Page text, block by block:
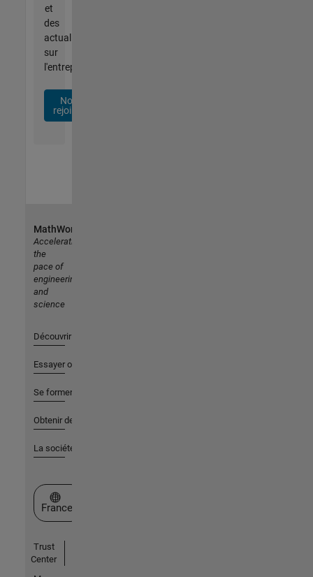
et
des
actualités
sur
l'entreprise.
Nous
rejoindre
MathWorks
Accelerating
the
pace of
engineering
and
science
Découvrir les produits
Essayer ou acheter
Se former
Obtenir de l'aide
La société
Sélectionner un site web
France
Trust
Center